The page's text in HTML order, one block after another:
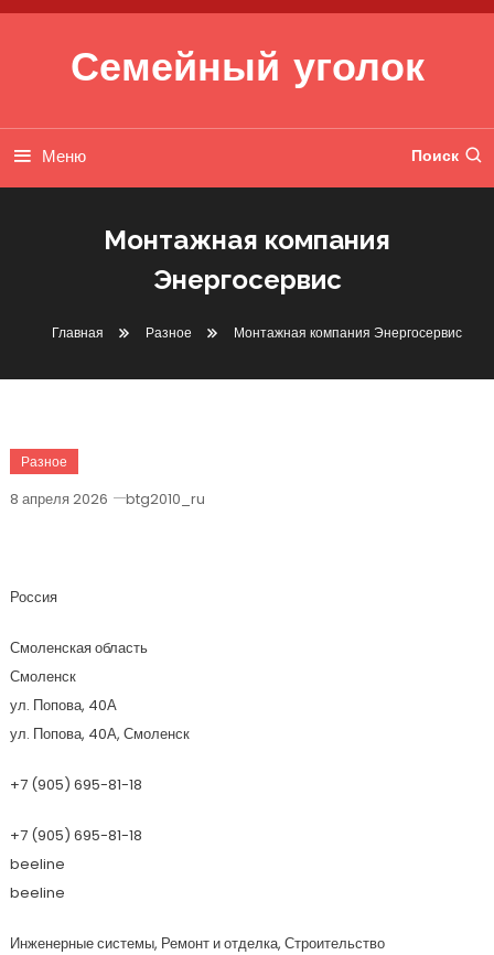
Перейти к содержимому
Семейный уголок
Меню Поиск
Монтажная компания
Энергосервис
Главная Разное Монтажная компания Энергосервис
Разное
8 апреля 2026 btg2010_ru
Россия
Смоленская область
Смоленск
ул. Попова, 40А
ул. Попова, 40А, Смоленск
+7 (905) 695-81-18
+7 (905) 695-81-18
beeline
beeline
Инженерные системы, Ремонт и отделка, Строительство